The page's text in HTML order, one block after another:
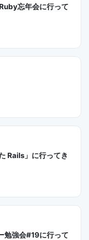
忘年会に行って
Rails」に行ってき
勉強会#19に行って